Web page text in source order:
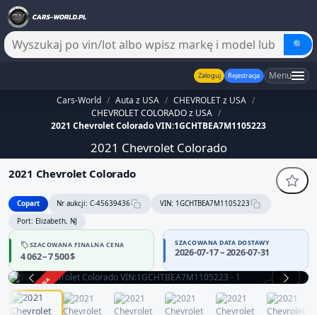
🔍
Zaloguj Rejestracja Menu
Cars-World / Auta z USA / CHEVROLET z USA /
CHEVROLET COLORADO z USA /
2021 Chevrolet Colorado VIN:1GCHTBEA7M1105223
2021 Chevrolet Colorado
2021 Chevrolet Colorado
Copart Nr aukcji: C-45639436
VIN: 1GCHTBEA7M1105223
Port: Elizabeth, NJ
SZACOWANA FINALNA CENA
4 062 – 7 500 $
SZACOWANA DATA DOSTAWY
2026-07-17 – 2026-07-31
ZAKOŃCZONA